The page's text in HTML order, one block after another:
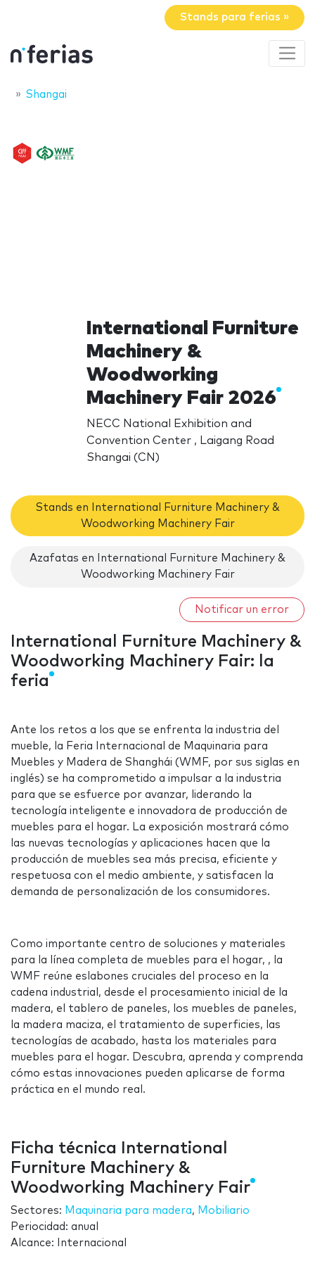
Stands para ferias »
Shangai
International Furniture
Machinery &
Woodworking
Machinery Fair 2026
NECC National Exhibition and
Convention Center , Laigang Road
Shangai (CN)
Stands en International Furniture Machinery &
Woodworking Machinery Fair
Azafatas en International Furniture Machinery &
Woodworking Machinery Fair
Notificar un error
International Furniture Machinery &
Woodworking Machinery Fair: la
feria
Ante los retos a los que se enfrenta la industria del
mueble, la Feria Internacional de Maquinaria para
Muebles y Madera de Shanghái (WMF, por sus siglas en
inglés) se ha comprometido a impulsar a la industria
para que se esfuerce por avanzar, liderando la
tecnología inteligente e innovadora de producción de
muebles para el hogar. La exposición mostrará cómo
las nuevas tecnologías y aplicaciones hacen que la
producción de muebles sea más precisa, eficiente y
respetuosa con el medio ambiente, y satisfacen la
demanda de personalización de los consumidores.
Como importante centro de soluciones y materiales
para la línea completa de muebles para el hogar, , la
WMF reúne eslabones cruciales del proceso en la
cadena industrial, desde el procesamiento inicial de la
madera, el tablero de paneles, los muebles de paneles,
la madera maciza, el tratamiento de superficies, las
tecnologías de acabado, hasta los materiales para
muebles para el hogar. Descubra, aprenda y comprenda
cómo estas innovaciones pueden aplicarse de forma
práctica en el mundo real.
Ficha técnica International
Furniture Machinery &
Woodworking Machinery Fair
Sectores: Maquinaria para madera, Mobiliario
Periocidad: anual
Alcance: Internacional